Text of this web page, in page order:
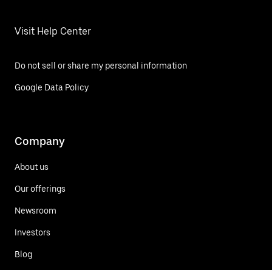
Visit Help Center
Do not sell or share my personal information
Google Data Policy
Company
About us
Our offerings
Newsroom
Investors
Blog